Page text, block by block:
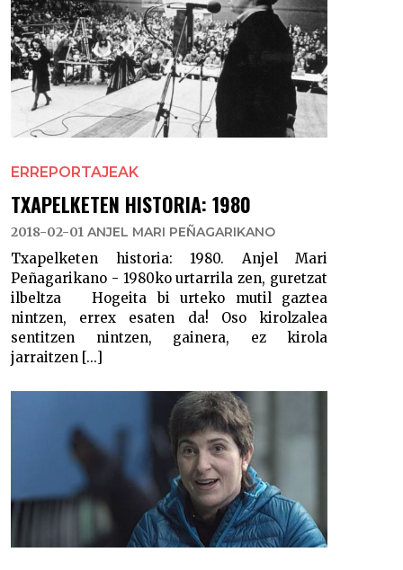
ERREPORTAJEAK
TXAPELKETEN HISTORIA: 1980
2018-02-01 ANJEL MARI PEÑAGARIKANO
Txapelketen historia: 1980. Anjel Mari
Peñagarikano - 1980ko urtarrila zen, guretzat
ilbeltza Hogeita bi urteko mutil gaztea
nintzen, errex esaten da! Oso kirolzalea
sentitzen nintzen, gainera, ez kirola
jarraitzen [...]